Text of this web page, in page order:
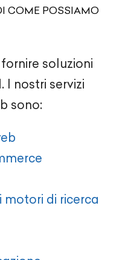
COME POSSIAMO
soluzioni
nostri servizi
sono:
motori di ricerca